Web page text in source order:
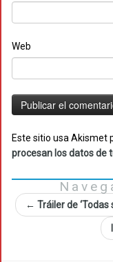
Web
Este sitio usa Akismet
procesan los datos de
← Tráiler de ‘Todas